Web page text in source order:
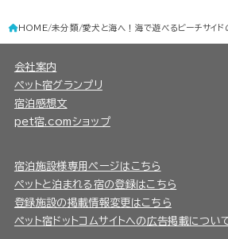
HOME 未分類 愛犬と海へ！海で遊べるビーチサイ
会社案内
ペット宿グランプリ
宿泊感想文
pet宿.comショップ
宿泊施設様専用ページはこちら
ペットと泊まれる宿の登録はこちら
登録施設の掲載情報変更はこちら
ペット宿ドットコムサイトへの広告掲載につい